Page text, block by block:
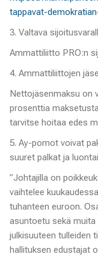
tappavat-
3. Valtava
Ammattiliitto PRO:n
4. Ammattiliittojen
Nettojäsenmaksu on
prosenttia
tarvitse hoitaa edes
5. Ay-pomot voivat
suuret palkat ja
”Johtajilla on
vaihtelee
tuhanteen euroon.
asuntoetu sekä muita
julkisuuteen tulleiden
hallituksen edustajat